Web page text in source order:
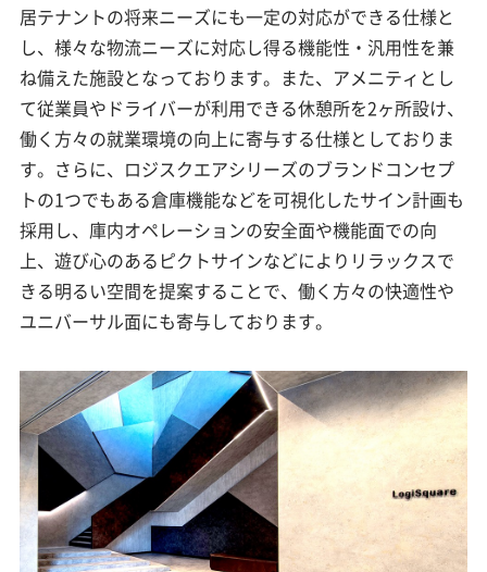
居テナントの将来ニーズにも一定の対応ができる仕様と
し、様々な物流ニーズに対応し得る機能性・汎用性を兼
ね備えた施設となっております。また、アメニティとし
て従業員やドライバーが利用できる休憩所を2ヶ所設け、
働く方々の就業環境の向上に寄与する仕様としておりま
す。さらに、ロジスクエアシリーズのブランドコンセプ
トの1つでもある倉庫機能などを可視化したサイン計画も
採用し、庫内オペレーションの安全面や機能面での向
上、遊び心のあるピクトサインなどによりリラックスで
きる明るい空間を提案することで、働く方々の快適性や
ユニバーサル面にも寄与しております。